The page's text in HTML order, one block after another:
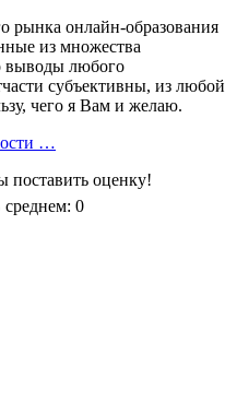
рынка онлайн-образования
из множества
выводы любого
субъективны, из любой
чего я Вам и желаю.
…
оценку!
0